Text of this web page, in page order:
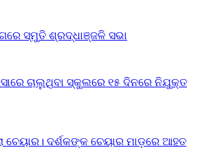
ସ୍ମୁତି ଶ୍ରଦ୍ଧାଞ୍ଜଳି ସଭା
ଚାଲୁଥିବା ସ୍କୁଲରେ ୧୫ ଦିନରେ ନିଯୁକ୍ତ
ଚେୟାର। ଦର୍ଶକଙ୍କ ଚେୟାର ମାଡ଼ରେ ଆହତ